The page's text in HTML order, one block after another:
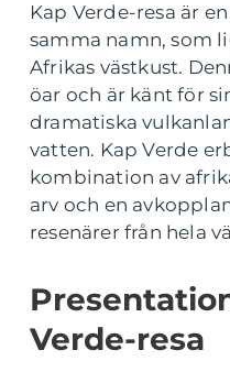
Kap Verde-resa är
samma namn, som
Afrikas västkust.
öar och är känt för
dramatiska
vatten. Kap Verde
kombination av
arv och en
resenärer från hela
Verde-resa